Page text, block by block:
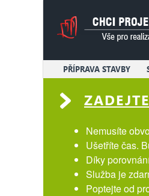
PŘÍPRAVA STAVBY
Nemusíte
Ušetříte čas.
Díky
Služba je
Poptejte od